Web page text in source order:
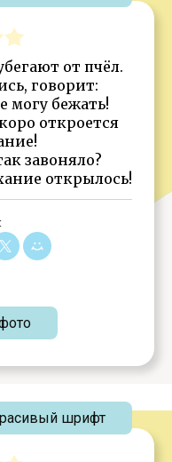
от пчёл.
говорит:
могу бежать!
откроется
завоняло?
открылось!
шрифт